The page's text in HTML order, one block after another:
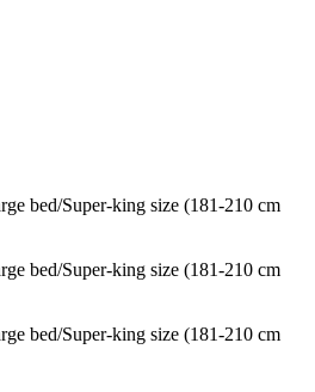
bed/Super-king size (181-210 cm
bed/Super-king size (181-210 cm
bed/Super-king size (181-210 cm